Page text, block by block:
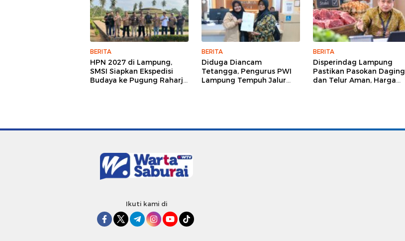
BERITA
HPN 2027 di Lampung,
SMSI Siapkan Ekspedisi
Budaya ke Pugung Raharjo
BERITA
Diduga Diancam
Tetangga, Pengurus PWI
Lampung Tempuh Jalur
BERITA
Disperindag Lampung
Pastikan Pasokan Daging
dan Telur Aman, Harga
Ikuti kami di